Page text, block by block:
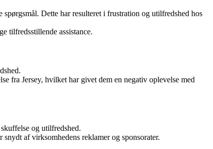
Dette har resulteret i frustration og utilfredshed hos
tilfredsstillende assistance.
fra Jersey, hvilket har givet dem en negativ oplevelse med
og utilfredshed.
af virksomhedens reklamer og sponsorater.